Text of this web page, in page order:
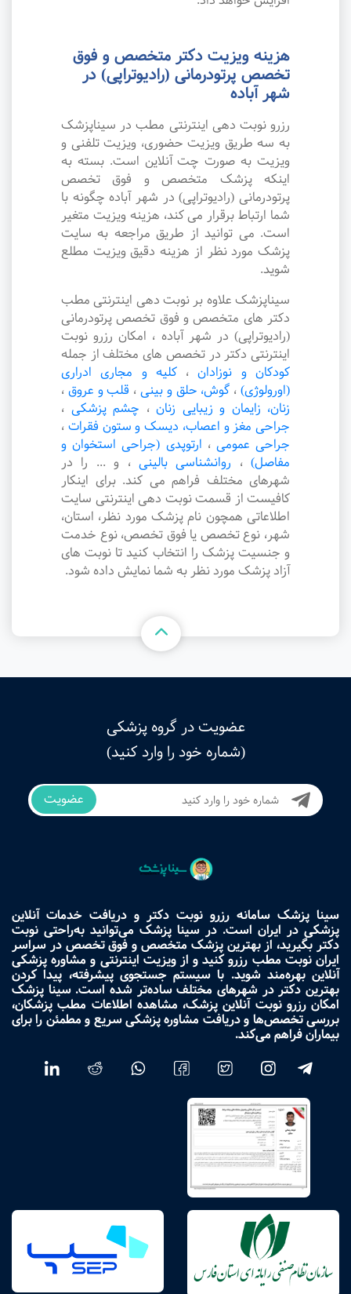
هزینه ویزیت دکتر متخصص و فوق
تخصص پرتودرمانی (رادیوتراپی) در
شهر آباده
رزرو نوبت دهی اینترنتی مطب در سیناپزشک
به سه طریق ویزیت حضوری، ویزیت تلفنی و
ویزیت به صورت چت آنلاین است. بسته به
اینکه پزشک متخصص و فوق تخصص
پرتودرمانی (رادیوتراپی) در شهر آباده چگونه با
شما ارتباط برقرار می کند، هزینه ویزیت متغیر
است. می توانید از طریق مراجعه به سایت
پزشک مورد نظر از هزینه دقیق ویزیت مطلع
شوید.
سیناپزشک علاوه بر نوبت دهی اینترنتی مطب
دکتر های متخصص و فوق تخصص پرتودرمانی
(رادیوتراپی) در شهر آباده ، امکان رزرو نوبت
اینترنتی دکتر در تخصص های مختلف از جمله
کودکان و نوزادان ،کلیه و مجاری ادراری
(اورولوژی) ، گوش، حلق و بینی ، قلب و عروق ،
زنان، زایمان و زیبایی زنان ، چشم پزشکی ،
جراحی مغز و اعصاب، دیسک و ستون فقرات ،
جراحی عمومی ، ارتوپدی (جراحی استخوان و
مفاصل) ، روانشناسی بالینی ، و ... را در
شهرهای مختلف فراهم می کند. برای اینکار
کافیست از قسمت نوبت دهی اینترنتی سایت
اطلاعاتی همچون نام پزشک مورد نظر، استان،
شهر، نوع تخصص یا فوق تخصص، نوع خدمت
و جنسیت پزشک را انتخاب کنید تا نوبت های
آزاد پزشک مورد نظر به شما نمایش داده شود.
عضویت در گروه پزشکی
(شماره خود را وارد کنید)
عضویت
سینا پزشک سامانه رزرو نوبت دکتر و دریافت خدمات آنلاین
پزشکی در ایران است. در سینا پزشک می‌توانید به‌راحتی نوبت
دکتر بگیرید، از بهترین پزشک متخصص و فوق تخصص در سراسر
ایران نوبت مطب رزرو کنید و از ویزیت اینترنتی و مشاوره پزشکی
آنلاین بهره‌مند شوید. با سیستم جستجوی پیشرفته، پیدا کردن
بهترین دکتر در شهرهای مختلف ساده‌تر شده است. سینا پزشک
امکان رزرو نوبت آنلاین پزشک، مشاهده اطلاعات مطب پزشکان،
بررسی تخصص‌ها و دریافت مشاوره پزشکی سریع و مطمئن را برای
بیماران فراهم می‌کند.